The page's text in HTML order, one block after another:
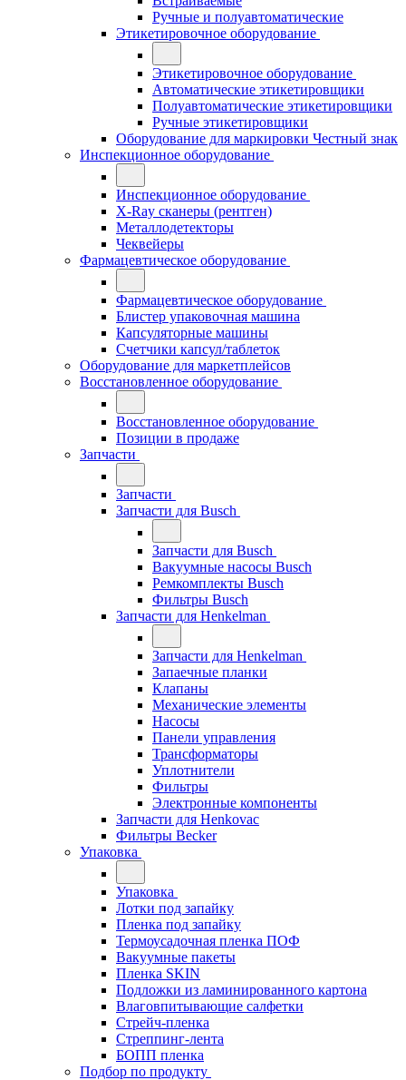
Ручные и полуавтоматические
Этикетировочное оборудование
Этикетировочное оборудование
Автоматические этикетировщики
Полуавтоматические этикетировщики
Ручные этикетировщики
Оборудование для маркировки Честный знак
Инспекционное оборудование
Инспекционное оборудование
X-Ray сканеры (рентген)
Металлодетекторы
Чеквейеры
Фармацевтическое оборудование
Фармацевтическое оборудование
Блистер упаковочная машина
Капсуляторные машины
Счетчики капсул/таблеток
Оборудование для маркетплейсов
Восстановленное оборудование
Восстановленное оборудование
Позиции в продаже
Запчасти
Запчасти
Запчасти для Busch
Запчасти для Busch
Вакуумные насосы Busch
Ремкомплекты Busch
Фильтры Busch
Запчасти для Henkelman
Запчасти для Henkelman
Запаечные планки
Клапаны
Механические элементы
Насосы
Панели управления
Трансформаторы
Уплотнители
Фильтры
Электронные компоненты
Запчасти для Henkovac
Фильтры Becker
Упаковка
Упаковка
Лотки под запайку
Пленка под запайку
Термоусадочная пленка ПОФ
Вакуумные пакеты
Пленка SKIN
Подложки из ламинированного картона
Влаговпитывающие салфетки
Стрейч-пленка
Стреппинг-лента
БОПП пленка
Подбор по продукту